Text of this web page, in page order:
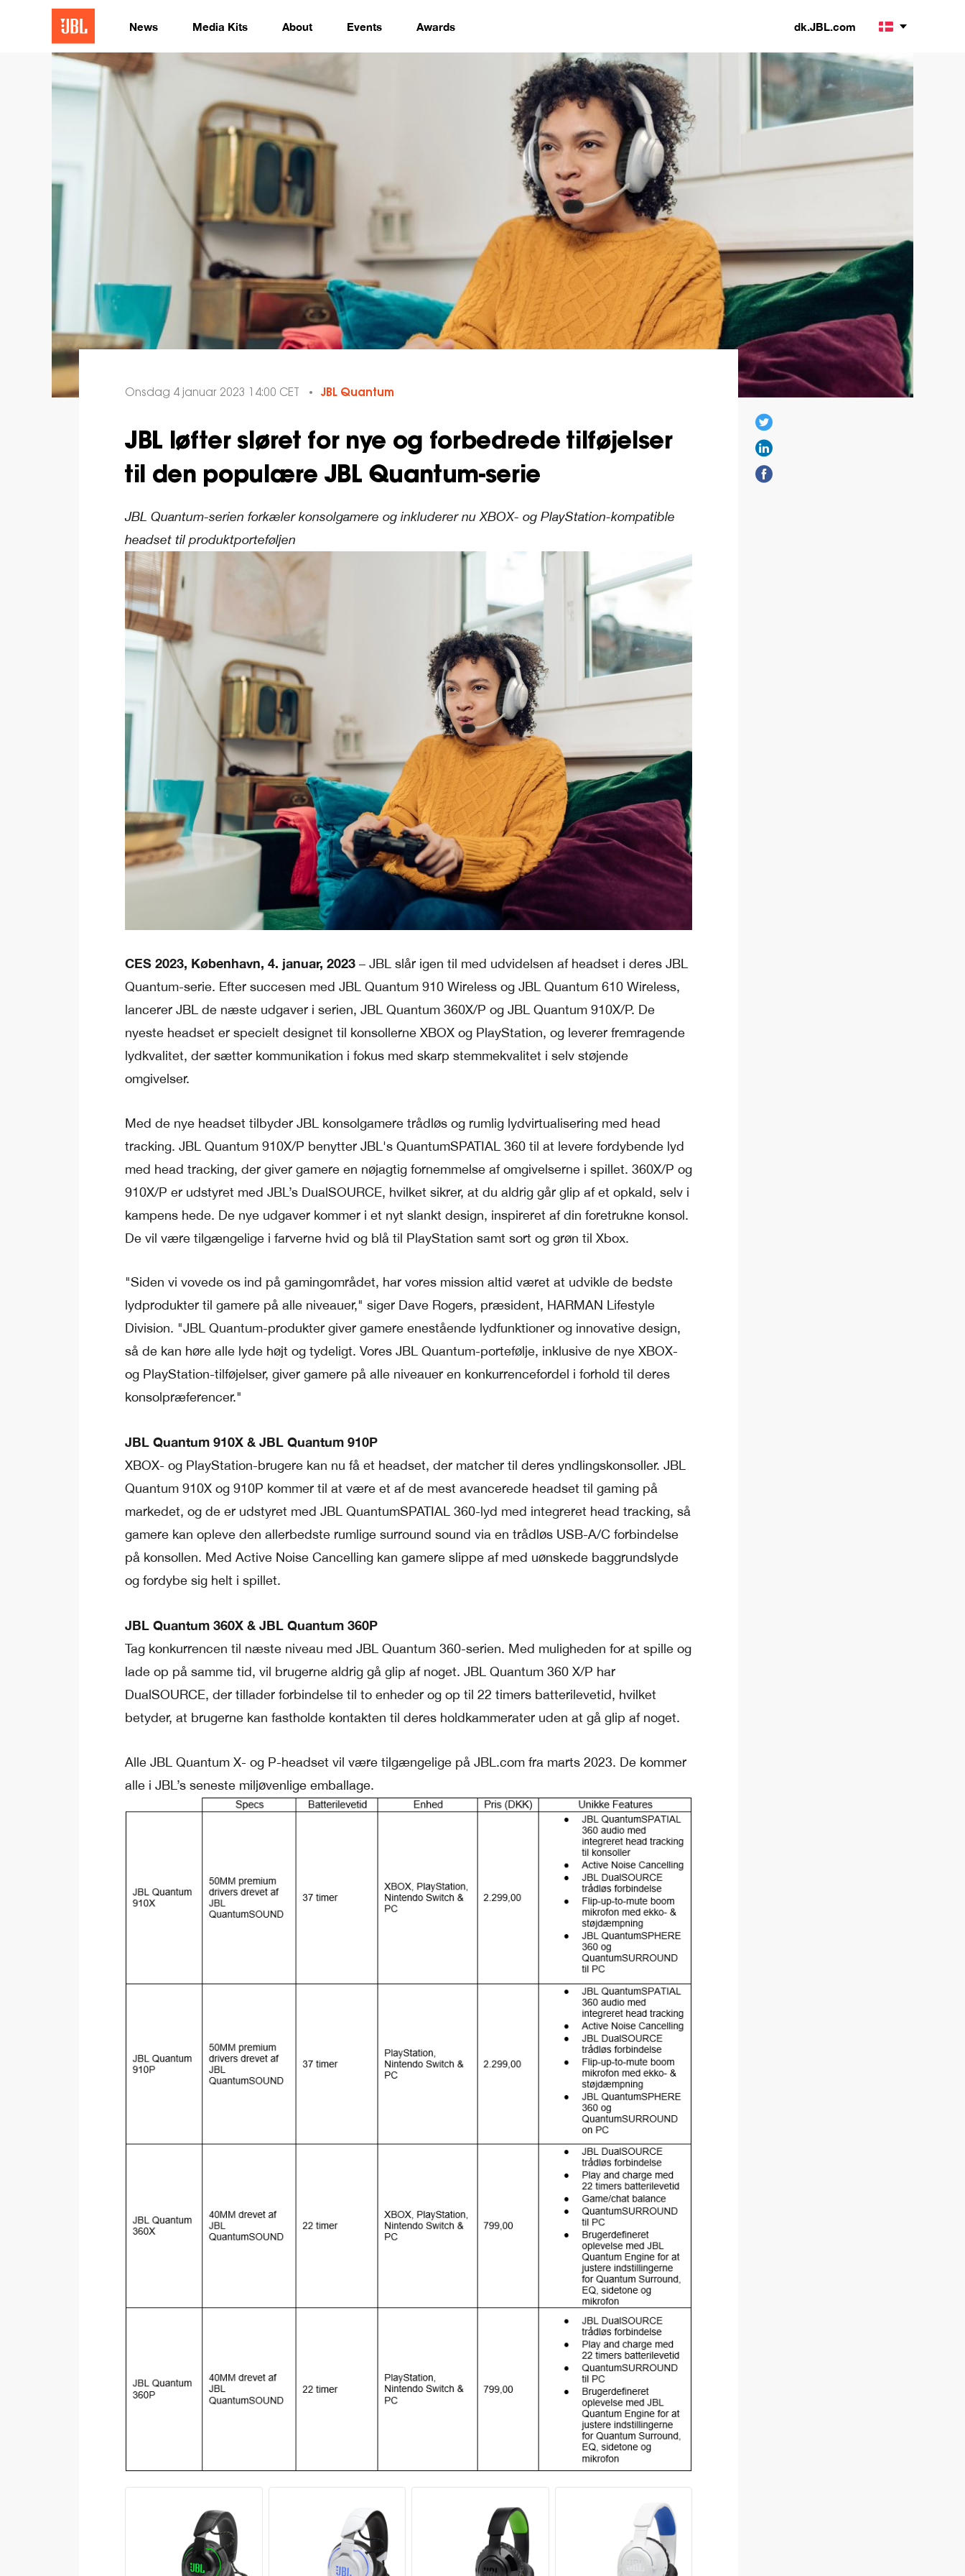
News Media Kits About Events Awards dk.JBL.com
Onsdag 4 januar 2023 14:00 CET JBL Quantum
JBL løfter sløret for nye og forbedrede tilføjelser
til den populære JBL Quantum-serie
JBL Quantum-serien forkæler konsolgamere og inkluderer nu XBOX- og PlayStation-kompatible
headset til produktporteføljen
CES 2023, København, 4. januar, 2023 – JBL slår igen til med udvidelsen af headset i ​​deres JBL
Quantum-serie. Efter succesen med JBL Quantum 910 Wireless og JBL Quantum 610 Wireless,
lancerer JBL de næste udgaver i serien, JBL Quantum 360X/P og JBL Quantum 910X/P. De
nyeste headset er specielt designet til konsollerne XBOX og PlayStation, og leverer fremragende
lydkvalitet, der sætter kommunikation i fokus med skarp stemmekvalitet i selv støjende
omgivelser.
Med de nye headset tilbyder JBL konsolgamere trådløs og rumlig lydvirtualisering med head
tracking. JBL Quantum 910X/P benytter JBL's QuantumSPATIAL 360 til at levere fordybende lyd
med head tracking, der giver gamere en nøjagtig fornemmelse af omgivelserne i spillet. 360X/P og
910X/P er udstyret med JBL’s DualSOURCE, hvilket sikrer, at du aldrig går glip af et opkald, selv i
kampens hede. De nye udgaver kommer i et nyt slankt design, inspireret af din foretrukne konsol.
De vil være tilgængelige i farverne hvid og blå til PlayStation samt sort og grøn til Xbox.
"Siden vi vovede os ind på gamingområdet, har vores mission altid været at udvikle de bedste
lydprodukter til gamere på alle niveauer," siger Dave Rogers, præsident, HARMAN Lifestyle
Division. "JBL Quantum-produkter giver gamere enestående lydfunktioner og innovative design,
så de kan høre alle lyde højt og tydeligt. Vores JBL Quantum-portefølje, inklusive de nye XBOX-
og PlayStation-tilføjelser, giver gamere på alle niveauer en konkurrencefordel i forhold til deres
konsolpræferencer."
JBL Quantum 910X & JBL Quantum 910P
XBOX- og PlayStation-brugere kan nu få et headset, der matcher til deres yndlingskonsoller. JBL
Quantum 910X og 910P kommer til at være et af de mest avancerede headset til gaming på
markedet, og de er udstyret med JBL QuantumSPATIAL 360-lyd med integreret head tracking, så
gamere kan opleve den allerbedste rumlige surround sound via en trådløs USB-A/C forbindelse
på konsollen. Med Active Noise Cancelling kan gamere slippe af med uønskede baggrundslyde
og fordybe sig helt i spillet.
JBL Quantum 360X & JBL Quantum 360P
Tag konkurrencen til næste niveau med JBL Quantum 360-serien. Med muligheden for at spille og
lade op på samme tid, vil brugerne aldrig gå glip af noget. JBL Quantum 360 X/P har
DualSOURCE, der tillader forbindelse til to enheder og op til 22 timers batterilevetid, hvilket
betyder, at brugerne kan fastholde kontakten til deres holdkammerater uden at gå glip af noget.
Alle JBL Quantum X- og P-headset vil være tilgængelige på JBL.com fra marts 2023. De kommer
alle i JBL’s seneste miljøvenlige emballage.